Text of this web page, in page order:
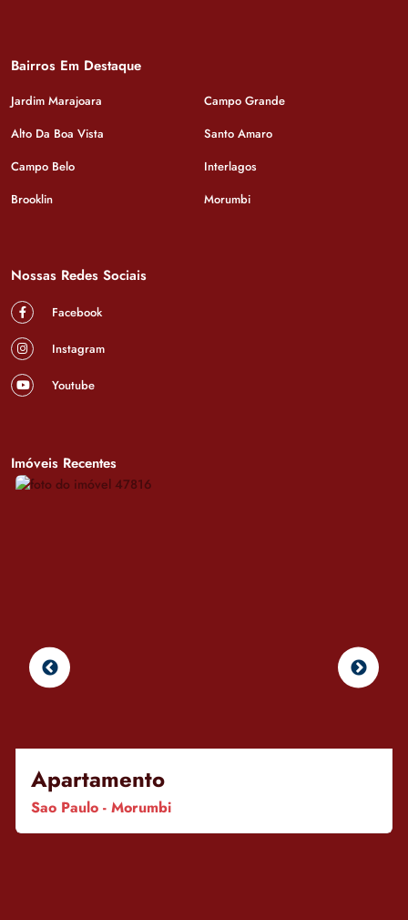
Bairros Em Destaque
Jardim Marajoara
Campo Grande
Alto Da Boa Vista
Santo Amaro
Campo Belo
Interlagos
Brooklin
Morumbi
Nossas Redes Sociais
Facebook
Instagram
Youtube
Imóveis Recentes
Apartamento
Sao Paulo - Morumbi